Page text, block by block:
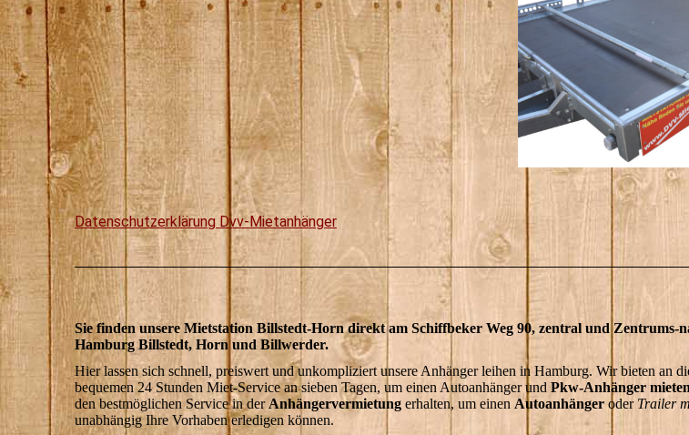
Datenschutzerklärung Dvv-Mietanhänger
Sie finden unsere Mietstation Billstedt-Horn direkt am Schiffbeker Weg 90, zentral und Zentrums-
Hamburg Billstedt, Horn und Billwerder.
Hier lassen sich schnell, preiswert und unkompliziert unsere Anhänger leihen in Hamburg. Wir bieten an
bequemen 24 Stunden Miet-Service an sieben Tagen, um einen Autoanhänger und Pkw-Anhänger
den bestmöglichen Service in der Anhängervermietung erhalten, um einen Autoanhänger oder Trailer
unabhängig Ihre Vorhaben erledigen können.